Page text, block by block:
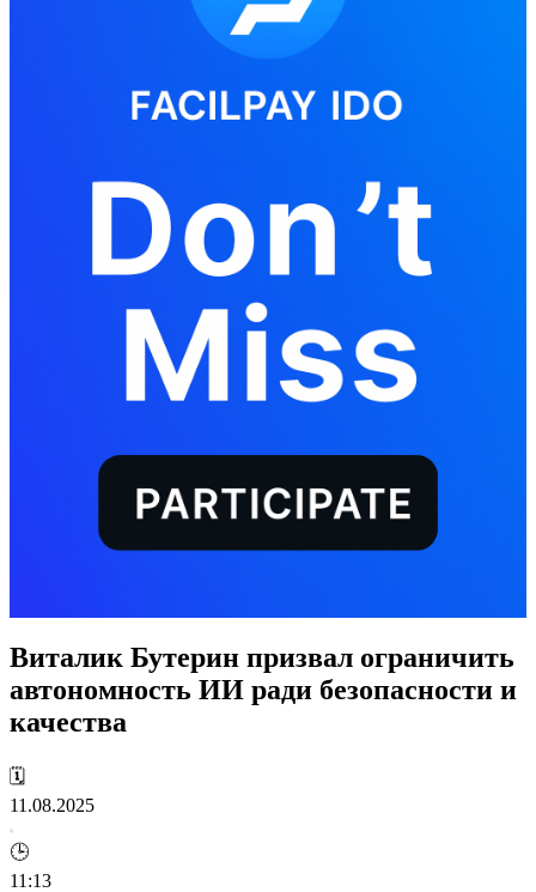
Виталик Бутерин призвал ограничить
автономность ИИ ради безопасности и
качества
🗓️
11.08.2025
🕒
11:13